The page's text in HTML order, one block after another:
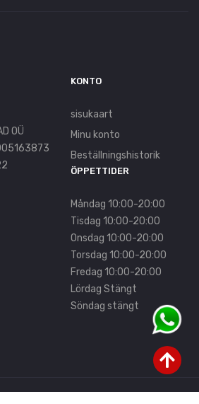
OÜ
KONTO
sisukaart
Minu konto
Beställningshistorik
ÖPPETTIDER
Måndag 10:00-20:00
Tisdag 10:00-20:00
Onsdag 10:00-20:00
Torsdag 10:00-20:00
Fredag 10:00-20:00
Lördag Stängt
Söndag stängt